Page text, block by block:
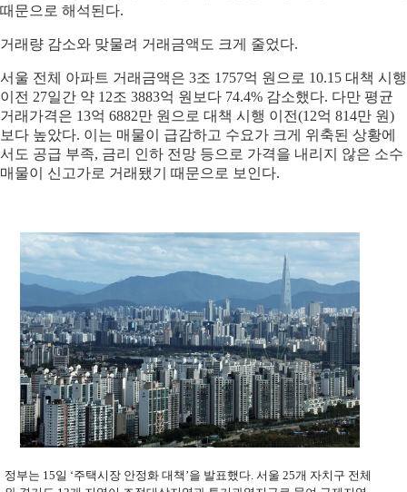
때문으로 해석된다.
거래량 감소와 맞물려 거래금액도 크게 줄었다.
서울 전체 아파트 거래금액은 3조 1757억 원으로 10.15 대책 시행
이전 27일간 약 12조 3883억 원보다 74.4% 감소했다. 다만 평균
거래가격은 13억 6882만 원으로 대책 시행 이전(12억 814만 원)
보다 높았다. 이는 매물이 급감하고 수요가 크게 위축된 상황에
서도 공급 부족, 금리 인하 전망 등으로 가격을 내리지 않은 소수
매물이 신고가로 거래됐기 때문으로 보인다.
정부는 15일 ‘주택시장 안정화 대책’을 발표했다. 서울 25개 자치구 전체